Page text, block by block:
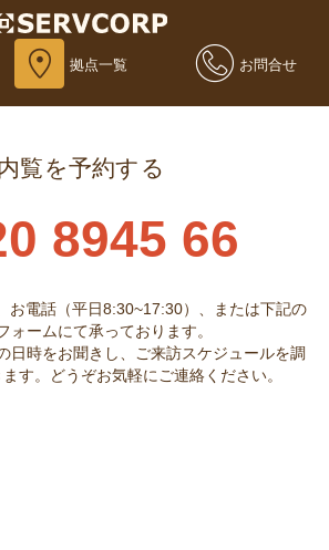
拠点一覧 お問合せ
覧を予約する
8945 66
お電話（平日8:30~17:30）、または下記の
ォームにて承っております。
日時をお聞きし、ご来訪スケジュールを調
す。どうぞお気軽にご連絡ください。